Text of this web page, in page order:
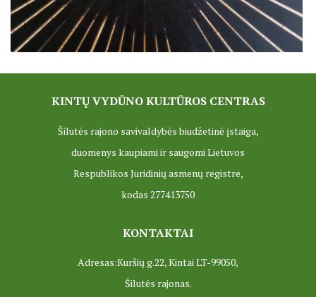
KINTŲ VYDŪNO KULTŪROS CENTRAS
Šilutės rajono savivaldybės biudžetinė įstaiga,
duomenys kaupiami ir saugomi Lietuvos
Respublikos Juridinių asmenų registre,
kodas 277413750
KONTAKTAI
Adresas:Kuršių g.22, Kintai LT-99050,
Šilutės rajonas.